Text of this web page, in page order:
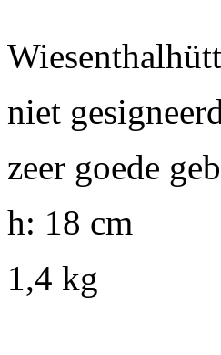
niet
zeer goede
h: 18 cm
1,4 kg